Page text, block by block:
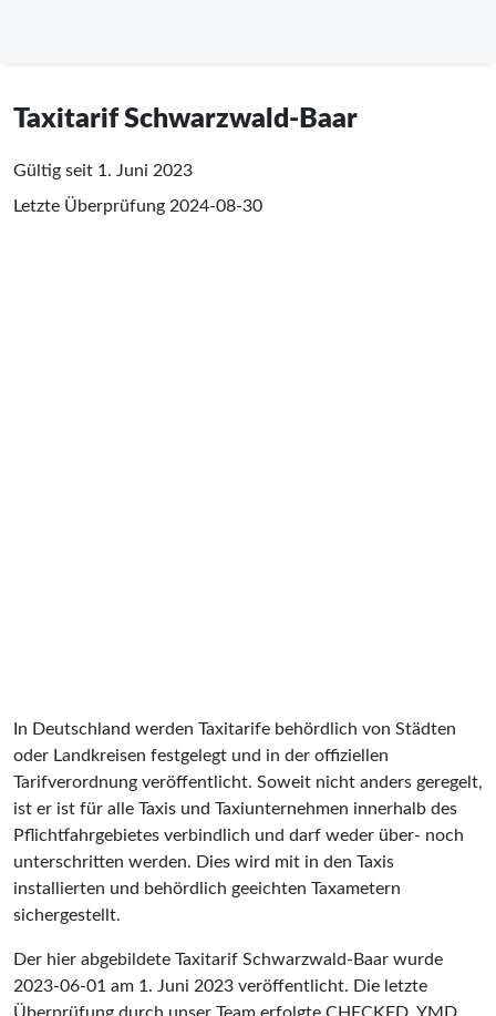
Taxitarif Schwarzwald-Baar
Gültig seit 1. Juni 2023
Letzte Überprüfung 2024-08-30
In Deutschland werden Taxitarife behördlich von Städten
oder Landkreisen festgelegt und in der offiziellen
Tarifverordnung veröffentlicht. Soweit nicht anders geregelt,
ist er ist für alle Taxis und Taxiunternehmen innerhalb des
Pflichtfahrgebietes verbindlich und darf weder über- noch
unterschritten werden. Dies wird mit in den Taxis
installierten und behördlich geeichten Taxametern
sichergestellt.
Der hier abgebildete Taxitarif Schwarzwald-Baar wurde
2023-06-01 am 1. Juni 2023 veröffentlicht. Die letzte
Überprüfung durch unser Team erfolgte CHECKED_YMD.